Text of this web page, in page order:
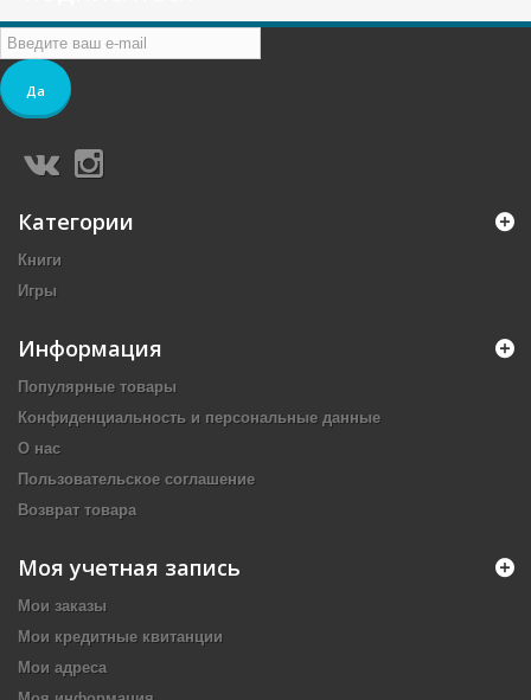
Да
Категории
Книги
Игры
Информация
Популярные товары
Конфиденциальность и персональные данные
О нас
Пользовательское соглашение
Возврат товара
Моя учетная запись
Мои заказы
Мои кредитные квитанции
Мои адреса